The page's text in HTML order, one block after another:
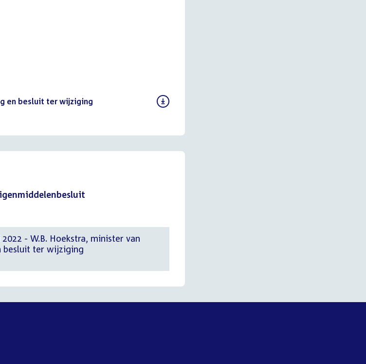
en besluit ter wijziging
- W.B. Hoekstra, minister van
besluit ter wijziging